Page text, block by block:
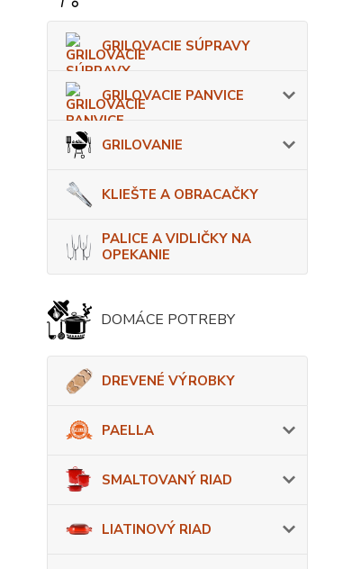
GRILOVACIE SÚPRAVY
GRILOVACIE PANVICE
GRILOVANIE
KLIEŠTE A OBRACAČKY
PALICE A VIDLIČKY NA
OPEKANIE
DOMÁCE POTREBY
DREVENÉ VÝROBKY
PAELLA
SMALTOVANÝ RIAD
LIATINOVÝ RIAD